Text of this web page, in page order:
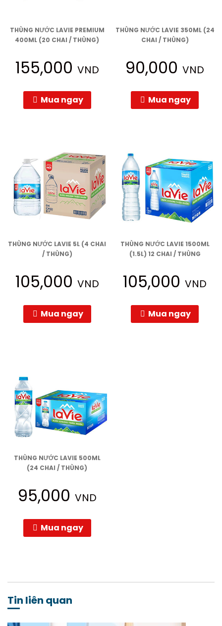
THÙNG NƯỚC LAVIE PREMIUM
400ML (20 CHAI / THÙNG)
155,000 VND
Mua ngay
THÙNG NƯỚC LAVIE 350ML (24
CHAI / THÙNG)
90,000VND
Mua ngay
THÙNG NƯỚC LAVIE 5L (4 CHAI
/ THÙNG)
105,000 VND
Mua ngay
THÙNG NƯỚC LAVIE 1500ML
(1.5L) 12 CHAI / THÙNG
105,000VND
Mua ngay
THÙNG NƯỚC LAVIE 500ML
(24 CHAI / THÙNG)
95,000 VND
Mua ngay
Tin liên quan